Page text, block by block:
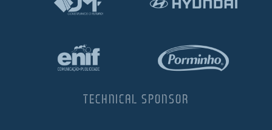
TECHNICAL SPONSOR